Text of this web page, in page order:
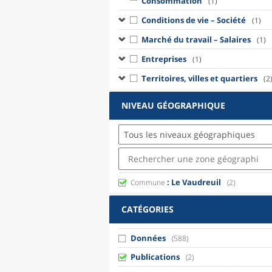
Conditions de vie – Société (1)
Marché du travail – Salaires (1)
Entreprises (1)
Territoires, villes et quartiers (2)
NIVEAU GÉOGRAPHIQUE
Tous les niveaux géographiques
Commune : Le Vaudreuil (2)
CATÉGORIES
Données (588)
Publications (2)